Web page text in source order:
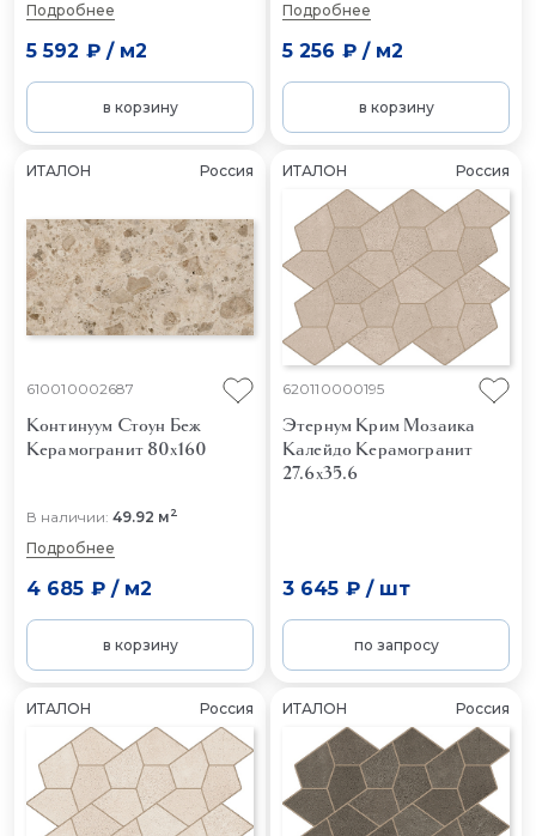
Подробнее
5 592 ₽/ м2
в корзину
Подробнее
5 256 ₽/ м2
в корзину
ИТАЛОН Россия
610010002687
Континуум Стоун Беж
Керамогранит 80x160
В наличии: 49.92 м2
Подробнее
4 685 ₽/ м2
в корзину
ИТАЛОН Россия
620110000195
Этернум Крим Мозаика
Калейдо Керамогранит
27.6x35.6
3 645 ₽/ шт
по запросу
ИТАЛОН Россия ИТАЛОН Россия